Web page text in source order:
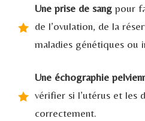
Une prise de sang pour
de l’ovulation, de la
maladies génétiques ou
Une échographie
vérifier si l’utérus et les
correctement.